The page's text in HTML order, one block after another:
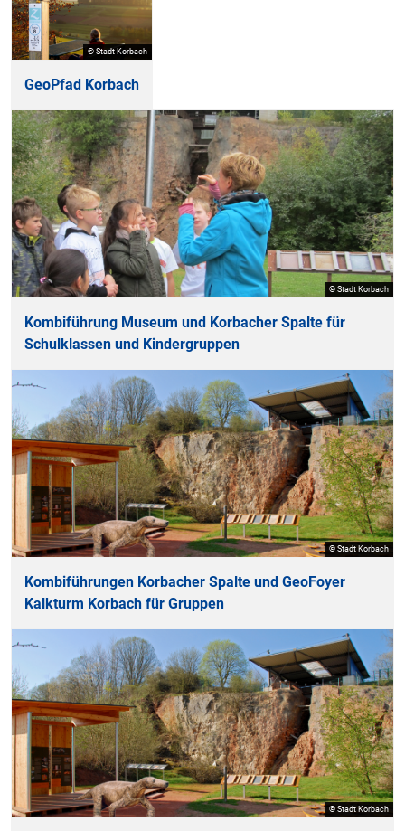
© Stadt Korbach
GeoPfad Korbach
© Stadt Korbach
Kombiführung Museum und Korbacher Spalte für
Schulklassen und Kindergruppen
© Stadt Korbach
Kombiführungen Korbacher Spalte und GeoFoyer
Kalkturm Korbach für Gruppen
© Stadt Korbach